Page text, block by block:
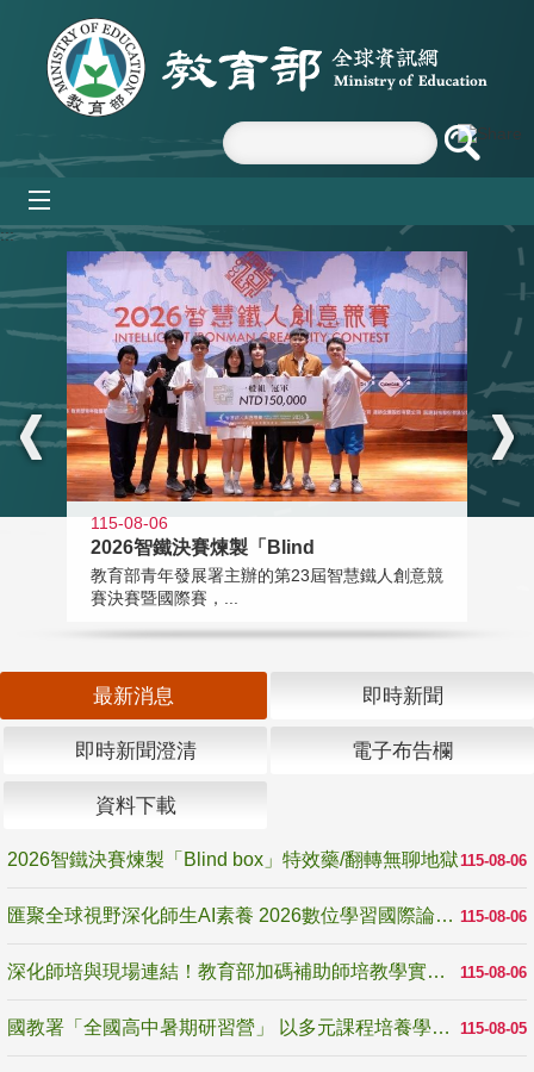
跳到主要內容區塊
:::
115-08-06
2026智鐵決賽煉製「Blind
教育部青年發展署主辦的第23屆智慧鐵人創意競
賽決賽暨國際賽，...
最新消息 即時新聞
即時新聞澄清 電子布告欄
資料下載
115-08-06
2026智鐵決賽煉製「Blind box」特效藥/翻轉無聊地獄
115-08-06
匯聚全球視野深化師生AI素養 2026數位學習國際論壇高雄登場
115-08-06
深化師培與現場連結！教育部加碼補助師培教學實踐研究 10月師培國際研討會交流教學實踐經驗
115-08-05
國教署「全國高中暑期研習營」 以多元課程培養學生瞭解誠信專業與倫理價值